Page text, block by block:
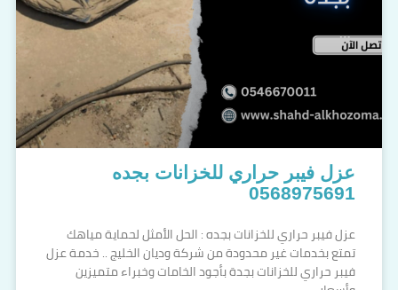
عزل فيبر حراري للخزانات بجده
0568975691
عزل فيبر حراري للخزانات بجده : الحل الأمثل لحماية مياهك
تمتع بخدمات غير محدودة من شركة وديان الخليج .. خدمة عزل
فيبر حراري للخزانات بجدة بأجود الخامات وخبراء متميزين